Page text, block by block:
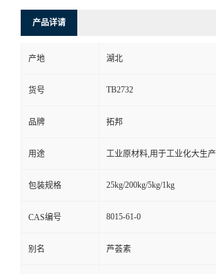
产品详请
产地 湖北
货号 TB2732
品牌 拓邦
用途 工业原材料,用于工业化大生产
包装规格 25kg/200kg/5kg/1kg
CAS编号 8015-61-0
别名 芦荟素